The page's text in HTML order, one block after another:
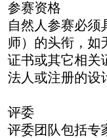
参赛资格
自然人参赛必须
师）的头衔，如
证书或其它相关
法人或注册的设
评委
评委团队包括专